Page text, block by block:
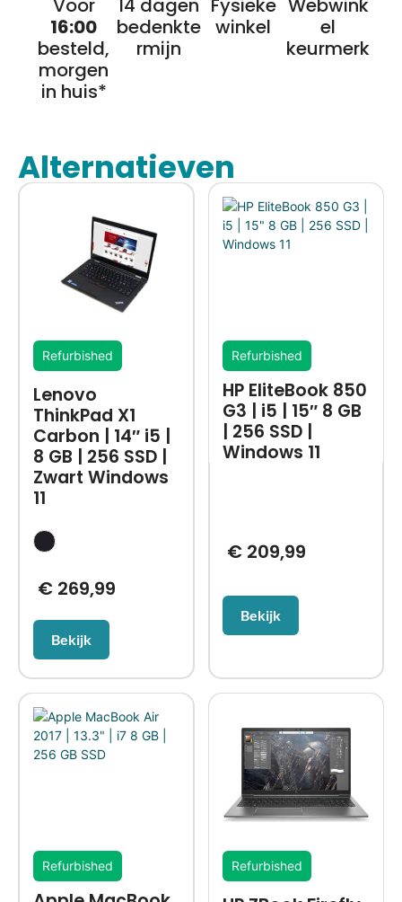
Voor
16:00
besteld,
morgen
in huis*
14 dagen
bedenkte
rmijn
Fysieke
winkel
Webwink
el
keurmerk
Alternatieven
Refurbished
Lenovo
ThinkPad X1
Carbon | 14″ i5 |
8 GB | 256 SSD |
Zwart Windows
11
€269,99
Bekijk
Refurbished
HP EliteBook 850
G3 | i5 | 15″ 8 GB
| 256 SSD |
Windows 11
€ 209,99
Bekijk
Refurbished Refurbished